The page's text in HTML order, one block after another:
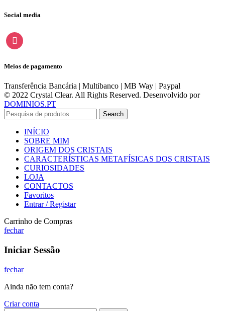
Social media
instagram
Meios de pagamento
Transferência Bancária | Multibanco | MB Way | Paypal
© 2022 Crystal Clear. All Rights Reserved. Desenvolvido por
DOMINIOS.PT
Search
INÍCIO
SOBRE MIM
ORIGEM DOS CRISTAIS
CARACTERÍSTICAS METAFÍSICAS DOS CRISTAIS
CURIOSIDADES
LOJA
CONTACTOS
Favoritos
Entrar / Registar
Carrinho de Compras
fechar
Iniciar Sessão
fechar
Ainda não tem conta?
Criar conta